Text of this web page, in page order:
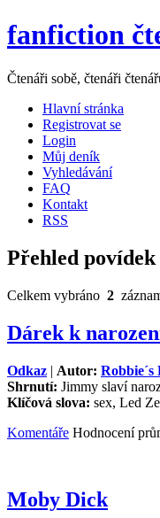
fanfiction
Čtenáři sobě, čtenáři
Hlavní stránka
Registrovat se
Login
Můj deník
Vyhledávání
FAQ
Kontakt
RSS
Přehled
Celkem vybráno 2
Dárek k
Odkaz | Autor: Robbie´s
Shrnutí: Jimmy slaví
Klíčová slova: sex, Led
Komentáře Hodnocení
Moby Dick